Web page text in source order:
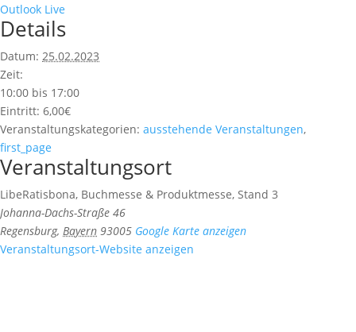
Outlook Live
Details
Datum: 25.02.2023
Zeit:
10:00 bis 17:00
Eintritt: 6,00€
Veranstaltungskategorien: ausstehende Veranstaltungen,
first_page
Veranstaltungsort
LibeRatisbona, Buchmesse & Produktmesse, Stand 3
Johanna-Dachs-Straße 46
Regensburg, Bayern 93005 Google Karte anzeigen
Veranstaltungsort-Website anzeigen